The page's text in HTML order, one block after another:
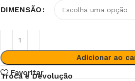
DIMENSÃO
Adicionar ao
Favoritar
Troca e Devolução